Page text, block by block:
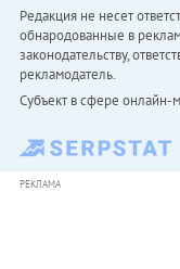
Редакция не несет
обнародованные в
законодательству,
рекламодатель.
Субъект в сфере
РЕКЛАМА